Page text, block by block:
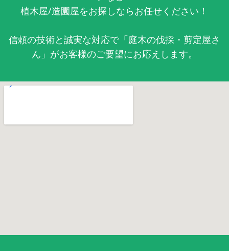
植木屋/造園屋をお探しならお任せください！
信頼の技術と誠実な対応で「庭木の伐採・剪定屋さ
ん」がお客様のご要望にお応えします。